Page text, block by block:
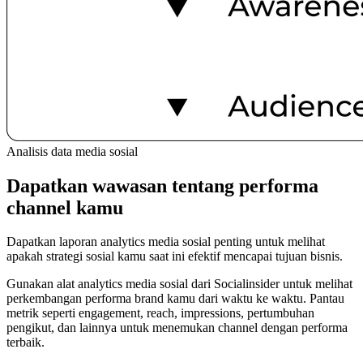
Analisis data media sosial
Dapatkan wawasan tentang performa
channel kamu
Dapatkan laporan analytics media sosial penting untuk melihat
apakah strategi sosial kamu saat ini efektif mencapai tujuan bisnis.
Gunakan alat analytics media sosial dari Socialinsider untuk melihat
perkembangan performa brand kamu dari waktu ke waktu. Pantau
metrik seperti engagement, reach, impressions, pertumbuhan
pengikut, dan lainnya untuk menemukan channel dengan performa
terbaik.